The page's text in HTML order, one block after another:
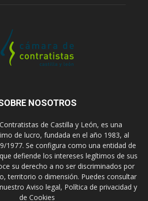
NOSOTROS
de Castilla y León, es una
de lucro, fundada en el año 1983, al
1977. Se configura como una entidad de
defiende los intereses legítimos de sus
su derecho a no ser discriminados por
territorio o dimensión. Puedes consultar
Aviso legal, Política de privacidad y
de Cookies